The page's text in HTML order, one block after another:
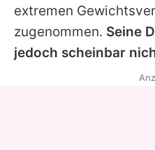
extremen
zugenommen. Seine
jedoch scheinbar